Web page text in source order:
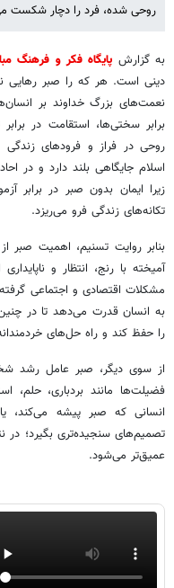
روحی شده، فرد را دچار شکست
به گزارش پایگاه فکر و فرهنگ
دینی است. هر که را صبر رهایی
نعمت‌های بزرگ خداوند بر
برابر سختی‌ها، استقامت در
روحی در فراز و فرودهای
اسلام جایگاهی بلند دارد و در
زیرا ایمان بدون صبر در برابر
تکانه‌های زندگی فرو می‌ریزد.
بنابر روایت تسنیم، اهمیت صبر
آمیخته با رنج، انتظار و
مشکلات اقتصادی و اجتماعی
به انسان قدرت می‌دهد تا در
را حفظ کند و راه حل‌های
از سوی دیگر، صبر عامل رشد
فضیلت‌ها مانند بردباری،
انسانی که صبر پیشه می‌کند،
تصمیم‌های سنجیده‌تری بگیرد؛
عمیق‌تر می‌شود.